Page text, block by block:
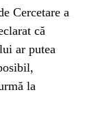
Cercetare a
că
ar putea
la